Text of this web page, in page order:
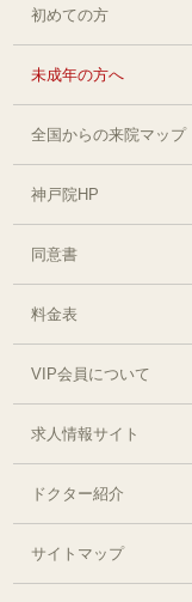
初めての方
未成年の方へ
全国からの来院マップ
神戸院HP
同意書
料金表
VIP会員について
求人情報サイト
ドクター紹介
サイトマップ